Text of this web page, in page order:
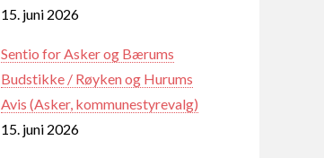
15. juni 2026
Sentio for Asker og Bærums
Budstikke / Røyken og Hurums
Avis (Asker, kommunestyrevalg)
15. juni 2026